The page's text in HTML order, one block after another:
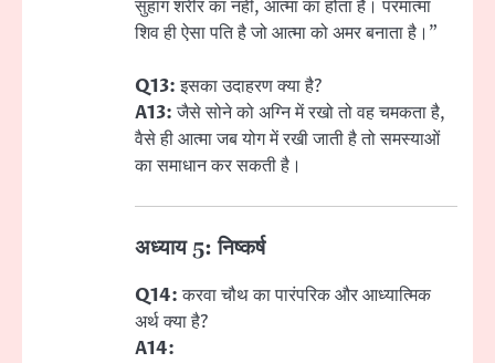
सुहाग शरीर का नहीं, आत्मा का होता है। परमात्मा
शिव ही ऐसा पति है जो आत्मा को अमर बनाता है।”
Q13:इसका उदाहरण क्या है?
A13:जैसे सोने को अग्नि में रखो तो वह चमकता है,
वैसे ही आत्मा जब योग में रखी जाती है तो समस्याओं
का समाधान कर सकती है।
अध्याय 5: निष्कर्ष
Q14:करवा चौथ का पारंपरिक और आध्यात्मिक
अर्थ क्या है?
A14: